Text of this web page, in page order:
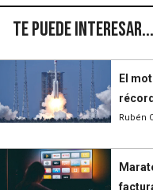
Te puede interesar...
El
Rubén